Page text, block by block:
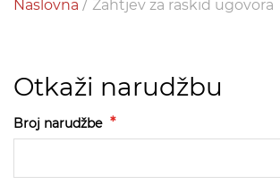
Naslovna Zahtjev za raskid ugovora
Otkaži narudžbu
Broj narudžbe